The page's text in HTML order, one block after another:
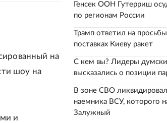
на
шоу на
и
Генсек ООН Гутерриш
по регионам России
Трамп ответил на
поставках Киеву ракет
С кем вы? Лидеры
высказались о позиции
В зоне СВО
наемника ВСУ, которого
Залужный